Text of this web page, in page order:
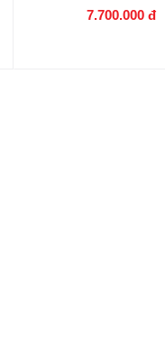
7.700.000 đ